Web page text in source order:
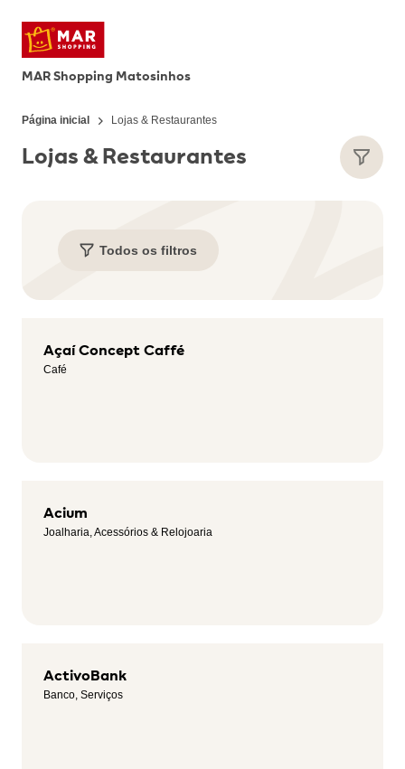
MAR Shopping Matosinhos
Página inicial Lojas & Restaurantes
Lojas & Restaurantes
Todos os filtros
Açaí Concept Caffé
Café
Acium
Joalharia, Acessórios & Relojoaria
ActivoBank
Banco, Serviços